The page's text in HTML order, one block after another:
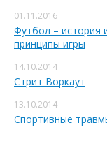
01.11.2016
Футбол – история
принципы игры
14.10.2014
Стрит Воркаут
13.10.2014
Спортивные